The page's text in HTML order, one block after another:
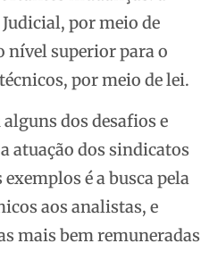
por meio de
nível superior para o
por meio de lei.
dos desafios e
atuação dos sindicatos
é a busca pela
aos analistas, e
mais bem remuneradas